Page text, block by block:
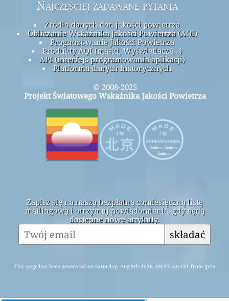
Najczęściej zadawane pytania
Źródło danych dot. jakości powietrza
Obliczanie Wskaźnika Jakości Powietrza (AQI)
Prognozowanie Jakości Powietrza
Produkty AQI (maski, Wyświetlacze...)
API (interfejs programowania aplikacji)
Platforma danych historycznych
© 2008-2025
Projekt Światowego Wskaźnika Jakości Powietrza
Zapisz się na naszą bezpłatną comiesięczną listę
mailingową i otrzymuj powiadomienia, gdy będą
dostępne nowe artykuły.
składać
This page has been generated on Saturday, Aug 8th 2026, 09:37 am CST from jp2n